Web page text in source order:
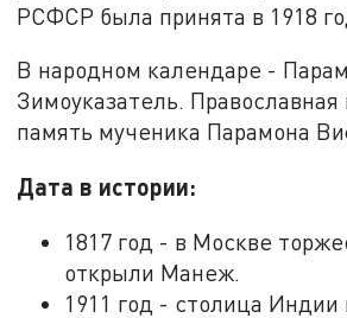
РСФСР была принята в 1918
В народном календаре -
Зимоуказатель. Православная
память мученика Парамона
Дата в истории:
1817 год - в Москве
открыли Манеж.
1911 год - столица